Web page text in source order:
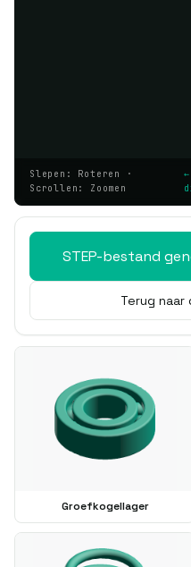
Slepen: Roteren ·
Scrollen: Zoomen
STEP-bestand
Terug
Groefkogellager